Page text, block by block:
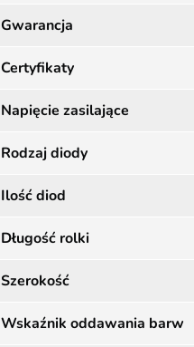
Gwarancja
Certyfikaty
Napięcie zasilające
Rodzaj diody
Ilość diod
Długość rolki
Szerokość
Wskaźnik oddawania barw